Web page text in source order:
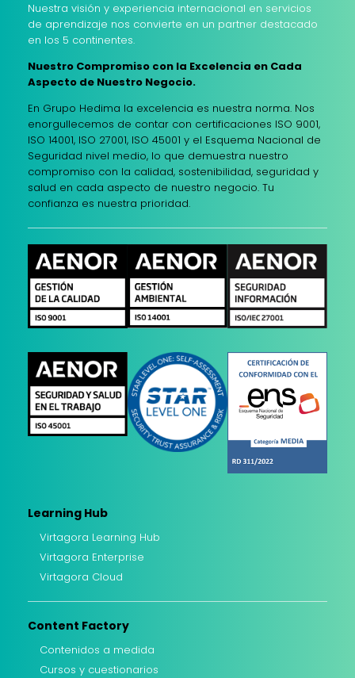
Nuestra visión y experiencia internacional en servicios
de aprendizaje nos convierte en un partner destacado
en los 5 continentes.
Nuestro Compromiso con la Excelencia en Cada
Aspecto de Nuestro Negocio.
En Grupo Hedima la excelencia es nuestra norma. Nos
enorgullecemos de contar con certificaciones ISO 9001,
ISO 14001, ISO 27001, ISO 45001 y el Esquema Nacional de
Seguridad nivel medio, lo que demuestra nuestro
compromiso con la calidad, sostenibilidad, seguridad y
salud en cada aspecto de nuestro negocio. Tu
confianza es nuestra prioridad.
Learning Hub
Virtagora Learning Hub
Virtagora Enterprise
Virtagora Cloud
Content Factory
Contenidos a medida
Cursos y cuestionarios